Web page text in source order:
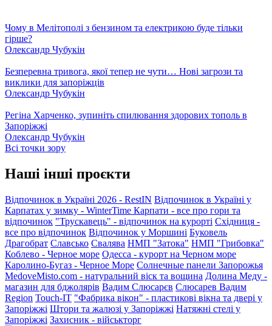
Чому в Мелітополі з бензином та електрикою буде тільки
гірше?
Олександр Чубукін
Безперевна тривога, якої тепер не чути… Нові загрози та
виклики для запоріжців
Олександр Чубукін
Регіна Харченко, зупиніть спилювання здорових тополь в
Запоріжжі
Олександр Чубукін
Всі точки зору
Наші інші проєкти
Відпочинок в Україні 2026 - RestIN Відпочинок в Україні у
Карпатах у зимку - WinterTime Карпати - все про гори та
відпочинок "Трускавець" - відпочинок на курорті Східниця -
все про відпочинок Відпочинок у Моршині Буковель
Драгобрат Славсько Свалява НМП "Затока" НМП "Грибовка"
Коблево - Черное море Одесса - курорт на Черном море
Каролино-Бугаз - Черное Море Солнечные панели Запорожья
MedoveMisto.com - натуральний віск та вощина Долина Меду -
магазин для бджолярів Вадим Слюсарєв Слюсарев Вадим
Region Touch-IT "Фабрика вікон" - пластикові вікна та двері у
Запоріжжі Штори та жалюзі у Запоріжжі Натяжні стелі у
Запоріжжі Захисник - військторг